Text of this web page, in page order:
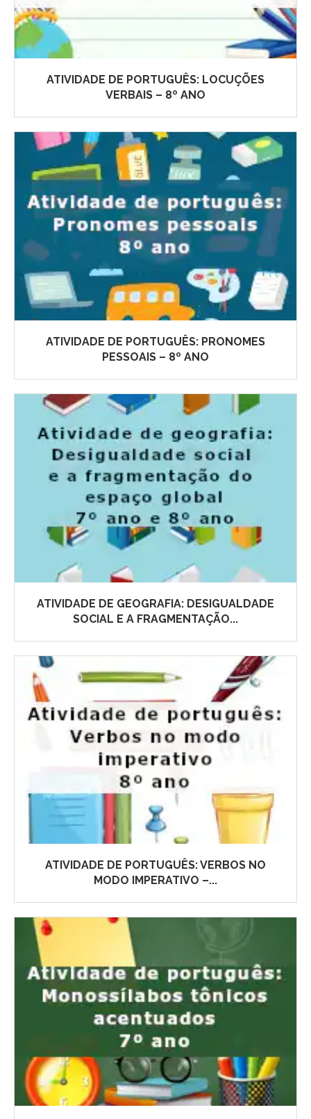
ATIVIDADE DE PORTUGUÊS: LOCUÇÕES
VERBAIS – 8º ANO
ATIVIDADE DE PORTUGUÊS: PRONOMES
PESSOAIS – 8º ANO
ATIVIDADE DE GEOGRAFIA: DESIGUALDADE
SOCIAL E A FRAGMENTAÇÃO...
ATIVIDADE DE PORTUGUÊS: VERBOS NO
MODO IMPERATIVO –...